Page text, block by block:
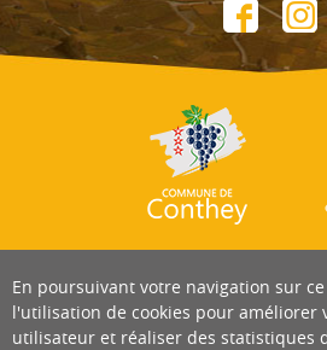
En poursuivant votre navigation sur
l'utilisation de cookies pour améliorer
utilisateur et réaliser des statistiques